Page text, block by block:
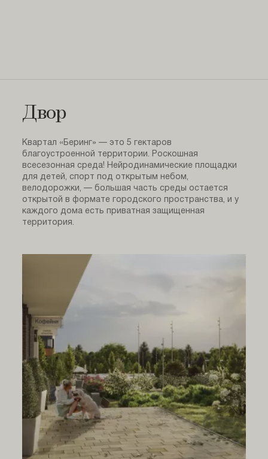
Объекты на карте
Красота
Детский сад
Офис
Парковка
Аптека
Детская площадка
Почта
Двор
Квартал «Беринг» — это 5 гектаров
благоустроенной территории. Роскошная
всесезонная среда! Нейродинамические площадки
для детей, спорт под открытым небом,
велодорожки, — большая часть среды остается
открытой в формате городского пространства, и у
каждого дома есть приватная защищенная
территория.